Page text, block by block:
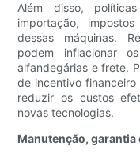
Além disso,
importação,
dessas máquinas.
podem inflacionar
alfandegárias e frete.
de incentivo
reduzir os custos
novas tecnologias.
Manutenção,